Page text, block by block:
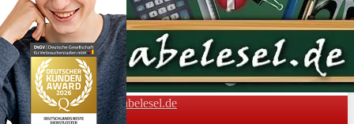
Toggle navigation Vokabelesel.de